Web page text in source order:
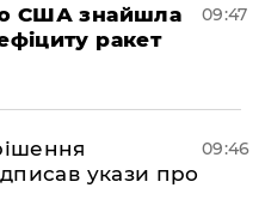
США знайшла
ракет
09:47
укази про
09:46